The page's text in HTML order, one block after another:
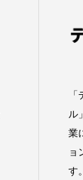
ル
業
ョ
す。